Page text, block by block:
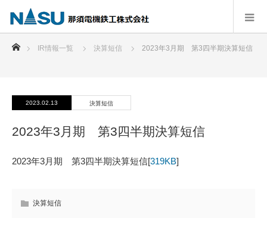
ホーム
IR情報一覧 決算短信 2023年3月期 第3四半期決算短信
2023.02.13 決算短信
2023年3月期 第3四半期決算短信
2023年3月期 第3四半期決算短信[319KB]
決算短信